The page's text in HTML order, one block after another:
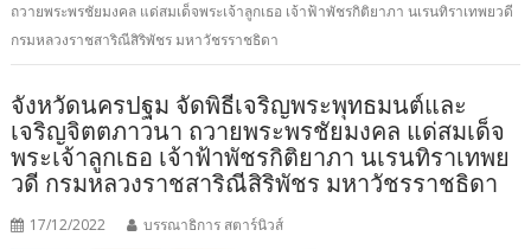
ถวายพระพรชัยมงคล แด่สมเด็จพระเจ้าลูกเธอ เจ้าฟ้าพัชรกิติยาภา นเรนทิราเทพยวดี
กรมหลวงราชสาริณีสิริพัชร มหาวัชรราชธิดา
จังหวัดนครปฐม จัดพิธีเจริญพระพุทธมนต์และ
เจริญจิตตภาวนา ถวายพระพรชัยมงคล แด่สมเด็จ
พระเจ้าลูกเธอ เจ้าฟ้าพัชรกิติยาภา นเรนทิราเทพย
วดี กรมหลวงราชสาริณีสิริพัชร มหาวัชรราชธิดา
17/12/2022 บรรณาธิการ สตาร์นิวส์